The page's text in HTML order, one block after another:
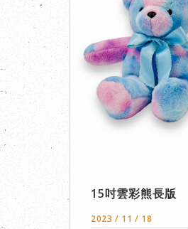
15吋雲彩熊長版
2023 / 11 / 18